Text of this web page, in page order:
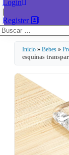
Login
|
Register
Inicio » Bebes »
esquinas